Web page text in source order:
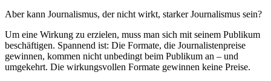
Aber kann Journalismus, der nicht wirkt, starker Journalismus sein?
Um eine Wirkung zu erzielen, muss man sich mit seinem Publikum
beschäftigen. Spannend ist: Die Formate, die Journalistenpreise
gewinnen, kommen nicht unbedingt beim Publikum an – und
umgekehrt. Die wirkungsvollen Formate gewinnen keine Preise.